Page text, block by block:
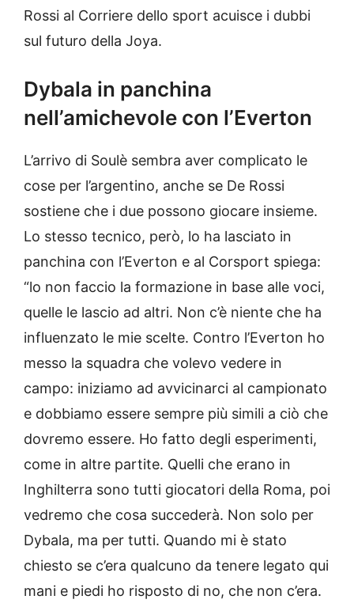
Rossi al Corriere dello sport acuisce i dubbi
sul futuro della Joya.
Dybala in panchina
nell’amichevole con l’Everton
L’arrivo di Soulè sembra aver complicato le
cose per l’argentino, anche se De Rossi
sostiene che i due possono giocare insieme.
Lo stesso tecnico, però, lo ha lasciato in
panchina con l’Everton e al Corsport spiega:
“lo non faccio la formazione in base alle voci,
quelle le lascio ad altri. Non c’è niente che ha
influenzato le mie scelte. Contro l’Everton ho
messo la squadra che volevo vedere in
campo: iniziamo ad avvicinarci al campionato
e dobbiamo essere sempre più simili a ciò che
dovremo essere. Ho fatto degli esperimenti,
come in altre partite. Quelli che erano in
Inghilterra sono tutti giocatori della Roma, poi
vedremo che cosa succederà. Non solo per
Dybala, ma per tutti. Quando mi è stato
chiesto se c’era qualcuno da tenere legato qui
mani e piedi ho risposto di no, che non c’era.